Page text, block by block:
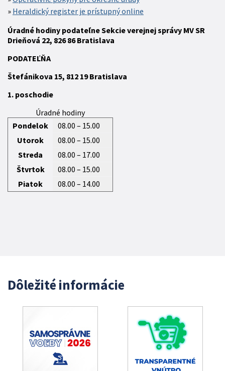
Heraldický register je prístupný online
Úradné hodiny podateľne Sekcie verejnej správy MV SR
Drieňová 22, 826 86 Bratislava
PODATEĽŇA
Štefánikova 15, 812 19Bratislava
1. poschodie
Úradné hodiny
Pondelok
08.00 – 15.00
Utorok
08.00 – 15.00
Streda
08.00 – 17.00
Štvrtok
08.00 – 15.00
Piatok
08.00 – 14.00
Dôležité informácie